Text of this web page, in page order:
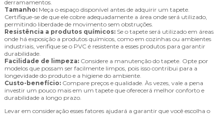
derramamentos.
Tamanho: Meça o espaço disponível antes de adquirir um tapete.
Certifique-se de que ele cobre adequadamente a área onde será utilizado,
permitindo liberdade de movimento sem obstruções.
Resistência a produtos químicos: Se o tapete será utilizado em áreas
onde há exposição a produtos químicos, como em cozinhas ou ambientes
industriais, verifique se o PVC é resistente a esses produtos para garantir
durabilidade.
Facilidade de limpeza: Considere a manutenção do tapete. Opte por
modelos que possam ser facilmente limpos, pois isso contribui para a
longevidade do produto e a higiene do ambiente.
Custo-benefício: Compare preços e qualidade. Às vezes, vale a pena
investir um pouco mais em um tapete que oferecerá melhor conforto e
durabilidade a longo prazo.
Levar em consideração esses fatores ajudará a garantir que você escolha o